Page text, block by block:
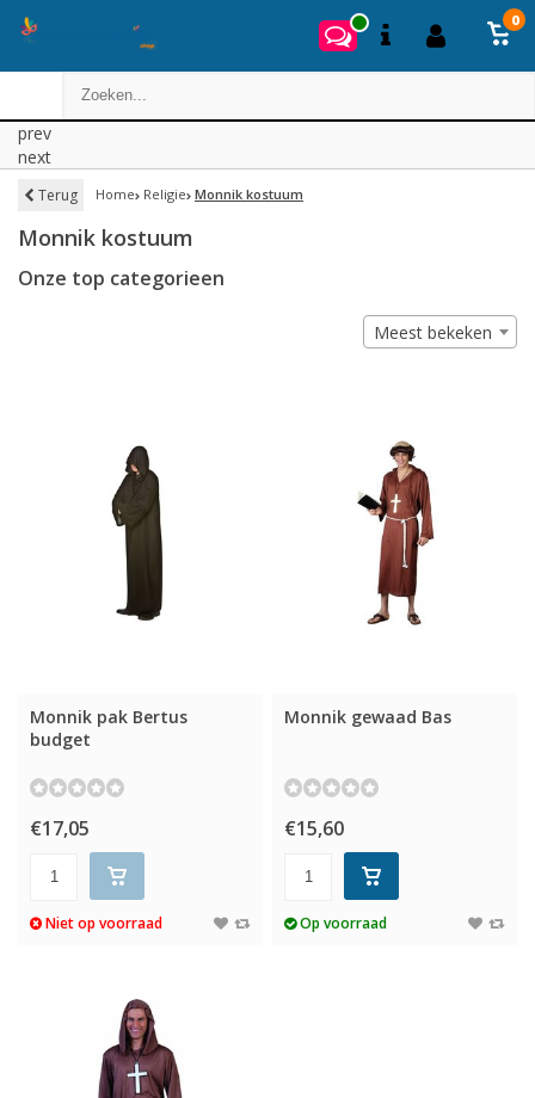
0
prev
next
Terug Home Religie Monnik kostuum
Monnik kostuum
Onze top categorieen
Meest bekeken
Monnik pak Bertus
budget
€17,05
Niet op voorraad
Monnik gewaad Bas
€15,60
Op voorraad